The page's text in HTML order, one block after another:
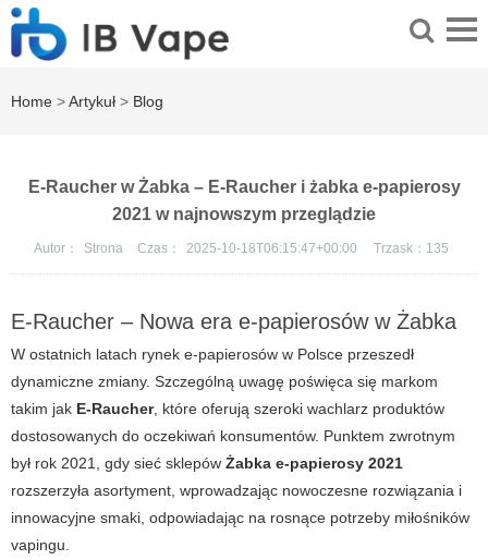
Home >Artykuł > Blog
E-Raucher w Żabka – E-Raucher i żabka e-papierosy
2021 w najnowszym przeglądzie
Autor： Strona Czas： 2025-10-18T06:15:47+00:00 Trzask： 135
E-Raucher – Nowa era e-papierosów w Żabka
W ostatnich latach rynek e-papierosów w Polsce przeszedł
dynamiczne zmiany. Szczególną uwagę poświęca się markom
takim jak E-Raucher, które oferują szeroki wachlarz produktów
dostosowanych do oczekiwań konsumentów. Punktem zwrotnym
był rok 2021, gdy sieć sklepów Żabka e-papierosy 2021
rozszerzyła asortyment, wprowadzając nowoczesne rozwiązania i
innowacyjne smaki, odpowiadając na rosnące potrzeby miłośników
vapingu.